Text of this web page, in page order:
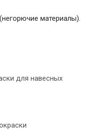
материалы).
для навесных